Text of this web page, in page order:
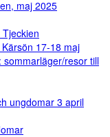
maj 2025
17-18 maj
sommarläger/resor till
ungdomar 3 april